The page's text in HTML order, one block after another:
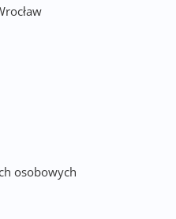
osobowych